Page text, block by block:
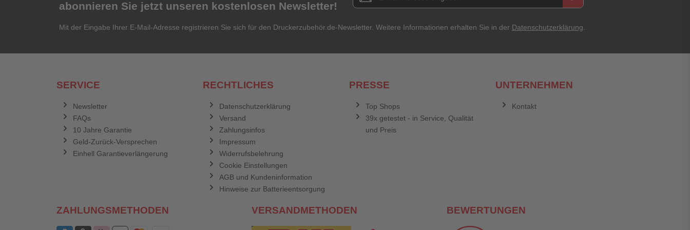
abonnieren Sie jetzt unseren kostenlosen Newsletter!
Mit der Eingabe Ihrer E-Mail-Adresse registrieren Sie sich für den Druckerzubehör.de-Newsletter. Weitere Informationen erhalten Sie in der Datenschutzerklärung
SERVICE
Newsletter
FAQs
10 Jahre Garantie
Geld-Zurück-Versprechen
Einhell Garantieverlängerung
RECHTLICHES
Datenschutzerklärung
Versand
Zahlungsinfos
Impressum
Widerrufsbelehrung
Cookie Einstellungen
AGB und Kundeninformation
Hinweise zur Batterieentsorgung
PRESSE
Top Shops
39x getestet - in Service, Qualität
und Preis
UNTERNEHMEN
Kontakt
ZAHLUNGSMETHODEN VERSANDMETHODEN BEWERTUNGEN